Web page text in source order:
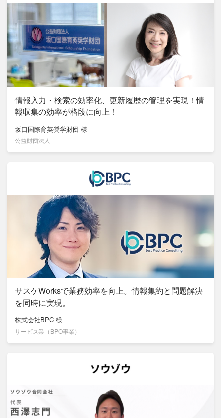
情報入力・検索の効率化、更新履歴の管理を実現！情
報収集の効率が格段に向上！
坂口国際育英奨学財団 様
公益財団法人
サスケWorksで業務効率を向上。情報集約と問題解決
を同時に実現。
株式会社BPC 様
サービス業（BPO事業）